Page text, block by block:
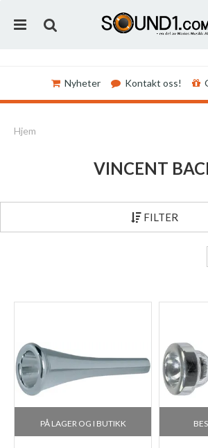
Nyheter Kontakt oss!
Hjem
VINCENT
FILTER
PÅ LAGER OG I BUTIKK